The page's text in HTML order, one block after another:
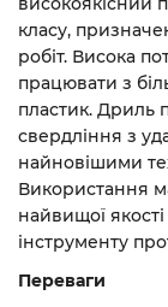
класу,
робіт. Висока
працювати з
пластик. Дриль
свердління з
найновішими
Використання
найвищої
інструменту
Переваги